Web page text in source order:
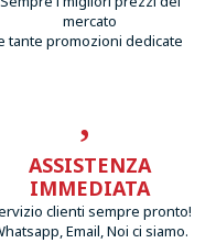
mercato
tante promozioni dedicate
ASSISTENZA
IMMEDIATA
clienti sempre pronto!
Email, Noi ci siamo.